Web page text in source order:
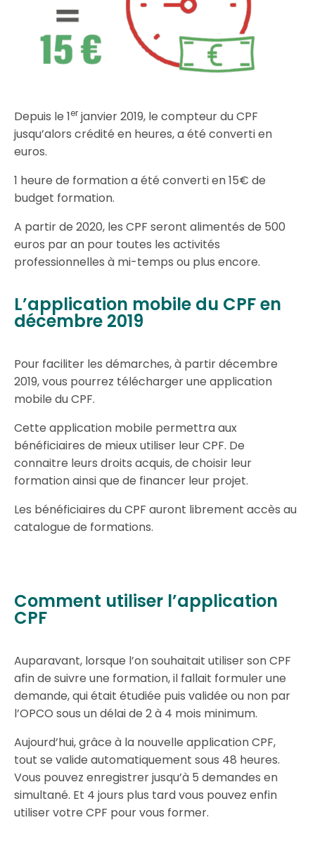
Depuis le 1er janvier 2019, le compteur du CPF
jusqu’alors crédité en heures, a été converti en
euros.
1 heure de formation a été converti en 15€ de
budget formation.
A partir de 2020, les CPF seront alimentés de 500
euros par an pour toutes les activités
professionnelles à mi-temps ou plus encore.
L’application mobile du CPF en
décembre 2019 ​
Pour faciliter les démarches, à partir décembre
2019, vous pourrez télécharger une application
mobile du CPF.
Cette application mobile permettra aux
bénéficiaires de mieux utiliser leur CPF. De
connaitre leurs droits acquis, de choisir leur
formation ainsi que de financer leur projet.
Les bénéficiaires du CPF auront librement accès au
catalogue de formations.
Comment utiliser l’application
CPF​
Auparavant, lorsque l’on souhaitait utiliser son CPF
afin de suivre une formation, il fallait formuler une
demande, qui était étudiée puis validée ou non par
l’OPCO sous un délai de 2 à 4 mois minimum.
Aujourd’hui, grâce à la nouvelle application CPF,
tout se valide automatiquement sous 48 heures.
Vous pouvez enregistrer jusqu’à 5 demandes en
simultané. Et 4 jours plus tard vous pouvez enfin
utiliser votre CPF pour vous former.